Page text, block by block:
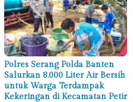
Polres Serang Polda Banten
Salurkan 8.000 Liter Air Bersih
untuk Warga Terdampak
Kekeringan di Kecamatan Petir